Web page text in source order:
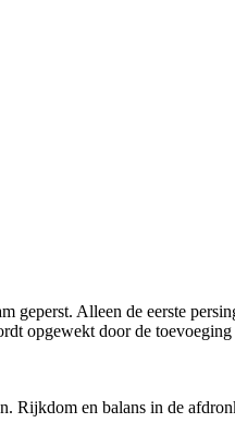
geperst. Alleen de eerste
opgewekt door de
Rijkdom en balans in de